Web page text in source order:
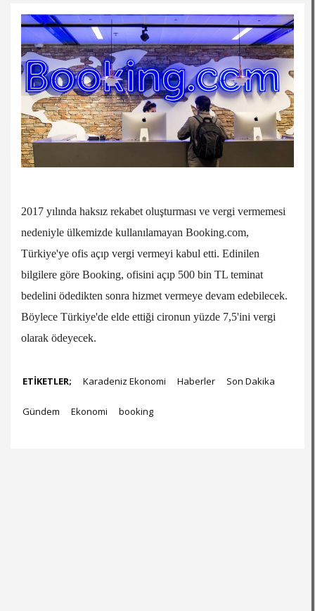
2017 yılında haksız rekabet oluşturması ve vergi vermemesi
nedeniyle ülkemizde kullanılamayan Booking.com,
Türkiye'ye ofis açıp vergi vermeyi kabul etti. Edinilen
bilgilere göre Booking, ofisini açıp 500 bin TL teminat
bedelini ödedikten sonra hizmet vermeye devam edebilecek.
Böylece Türkiye'de elde ettiği cironun yüzde 7,5'ini vergi
olarak ödeyecek.
ETİKETLER; Karadeniz Ekonomi Haberler Son Dakika
Gündem Ekonomi booking